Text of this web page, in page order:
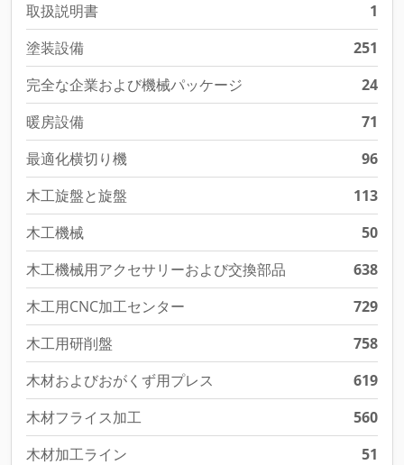
取扱説明書
1
塗装設備
251
完全な企業および機械パッケージ
24
暖房設備
71
最適化横切り機
96
木工旋盤と旋盤
113
木工機械
50
木工機械用アクセサリーおよび交換部品
638
木工用CNC加工センター
729
木工用研削盤
758
木材およびおがくず用プレス
619
木材フライス加工
560
木材加工ライン
51